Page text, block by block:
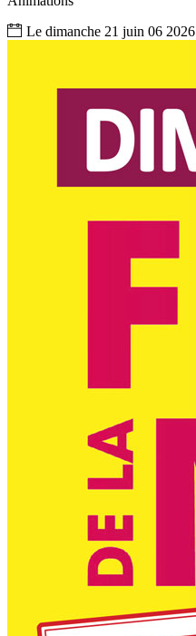
Le dimanche 21 juin 06 2026